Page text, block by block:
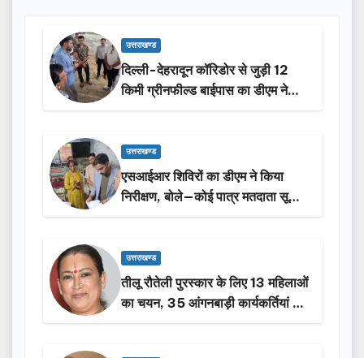
उत्तराखण्ड
दिल्ली-देहरादून कॉरिडोर से जुड़ी 12
किमी ग्रीनफील्ड बाईपास का डीएम ने
किया निरीक्षण…
उत्तराखण्ड
एसआईआर शिविरों का डीएम ने किया
निरीक्षण, बोले—कोई पात्र मतदाता सूची
से न छूटे…
उत्तराखण्ड
तीलू रौतेली पुरस्कार के लिए 13 महिलाओं
का चयन, 35 आंगनबाड़ी कार्यकर्तियां भी
होंगी सम्मानित…